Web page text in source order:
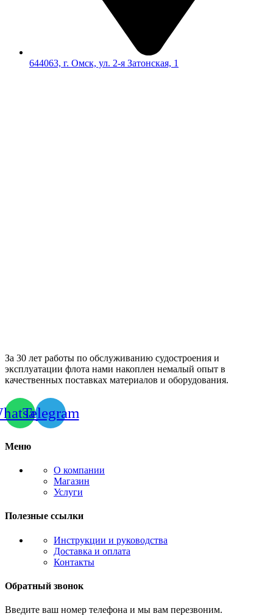
644063, г. Омск, ул. 2-я Затонская, 1
За 30 лет работы по обслуживанию судостроения и
эксплуатации флота нами накоплен немалый опыт в
качественных поставках материалов и оборудования.
Telegram
Меню
О компании
Магазин
Услуги
Полезные ссылки
Инструкции и руководства
Доставка и оплата
Контакты
Обратный звонок
Введите ваш номер телефона и мы вам перезвоним.